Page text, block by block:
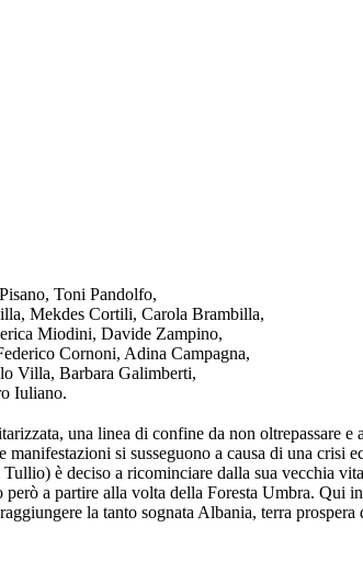
Toni Pandolfo,
Mekdes Cortili, Carola Brambilla,
Miodini, Davide Zampino,
Cornoni, Adina Campagna,
Villa, Barbara Galimberti,
Iuliano.
una linea di confine da non oltrepassare
si susseguono a causa di una
è deciso a ricominciare dalla sua vecchia
a partire alla volta della Foresta Umbra. Qui
la tanto sognata Albania, terra prospera